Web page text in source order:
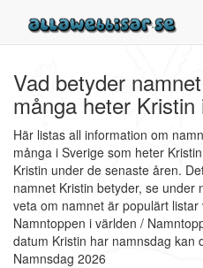
Vad betyder
många heter Kristin
Här listas all information om
många i Sverige som heter
Kristin under de senaste åren.
namnet Kristin betyder, se under
veta om namnet är populärt
Namntoppen i världen /
datum Kristin har namnsdag kan
Namnsdag 2026